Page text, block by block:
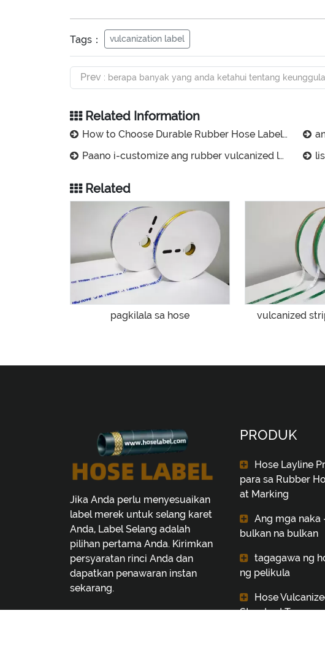
Tags： vulcanization label
Prev : berapa banyak yang anda ketahui tentang
Related Information
How to Choose Durable Rubber Hose Labels | Cost Savings
Paano i-customize ang rubber vulcanized label para sa maliliit na order?
Related
pagkilala sa hose vulcanized
Jika Anda perlu menyesuaikan
label merek untuk selang karet
Anda, Label Selang adalah
pilihan pertama Anda. Kirimkan
persyaratan rinci Anda dan
dapatkan penawaran instan
sekarang.
PRODUK
Hose Layline
para sa Rubber
at Marking
Ang mga naka
bulkan na bulkan
tagagawa ng
ng pelikula
Hose
Standard